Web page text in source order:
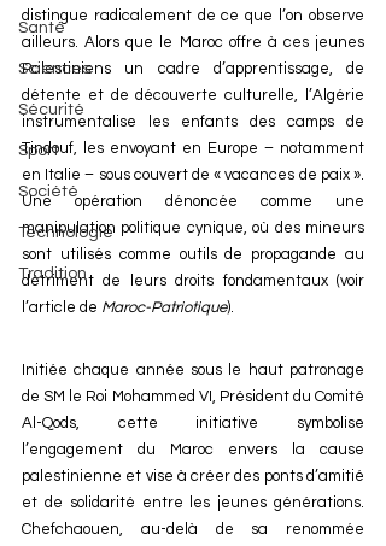
Santé
Sciences
Sécurité
Sport
Société
Technologie
Tradition
distingue radicalement de ce que l’on observe
ailleurs. Alors que le Maroc offre à ces jeunes
Palestiniens un cadre d’apprentissage, de
détente et de découverte culturelle, l’Algérie
instrumentalise les enfants des camps de
Tindouf, les envoyant en Europe – notamment
en Italie – sous couvert de « vacances de paix ».
Une opération dénoncée comme une
manipulation politique cynique, où des mineurs
sont utilisés comme outils de propagande au
détriment de leurs droits fondamentaux (voir
l’article de Maroc-Patriotique).
Initiée chaque année sous le haut patronage
de SM le Roi Mohammed VI, Président du Comité
Al-Qods, cette initiative symbolise
l’engagement du Maroc envers la cause
palestinienne et vise à créer des ponts d’amitié
et de solidarité entre les jeunes générations.
Chefchaouen, au-delà de sa renommée